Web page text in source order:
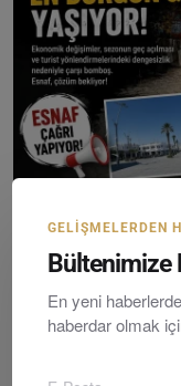
Turgutreis Turistik
Sunday, Hazirane
GELIŞMELERDEN
Bültenimize
En yeni
haberdar olmak